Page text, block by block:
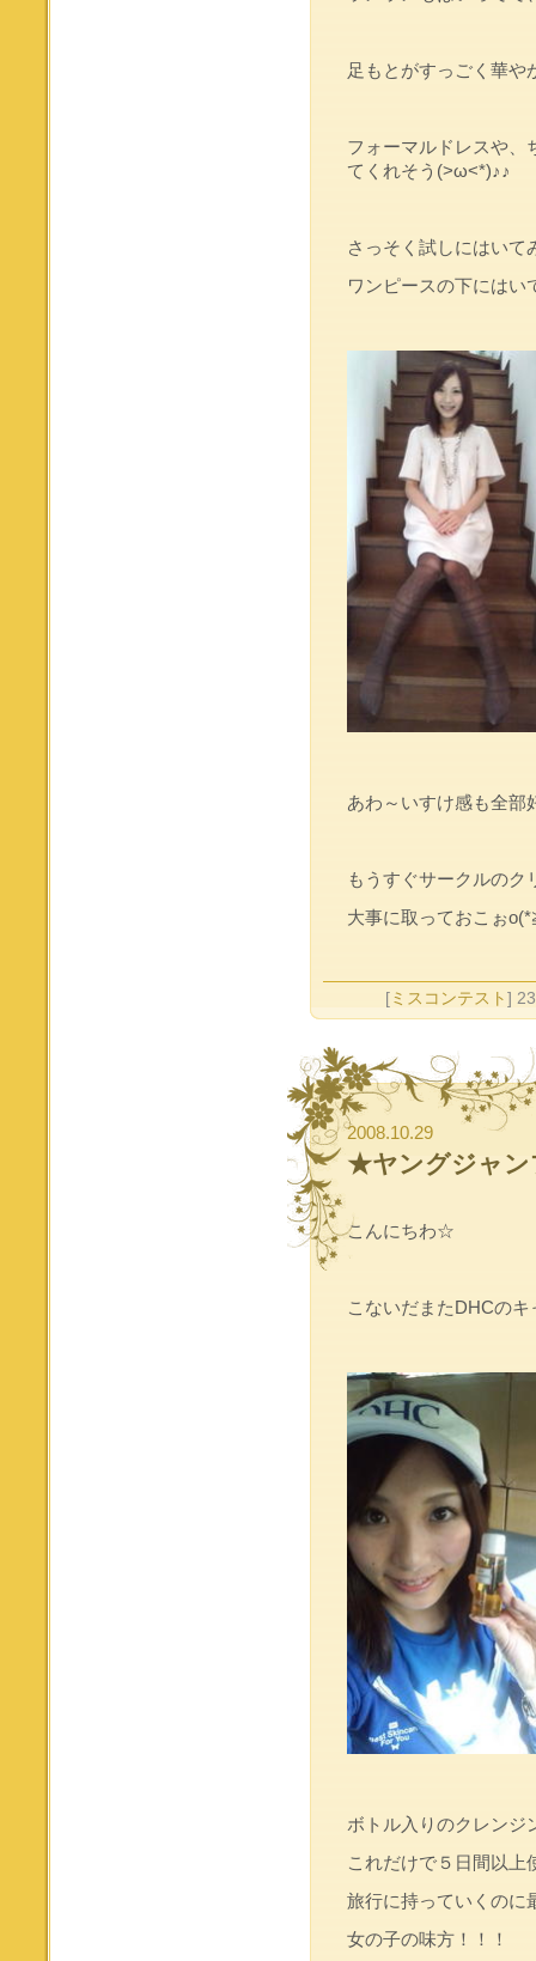
足もとがすっごく華や
フォーマルドレスや、
てくれそう(>ω<*)♪♪
さっそく試しにはいて
ワンピースの下にはい
あわ～いすけ感も全部
もうすぐサークルのク
大事に取っておこぉ
[ ミスコンテスト ]
2008.10.29
★ヤングジャ
こんにちわ☆
こないだまたDHCの
ボトル入りのクレン
これだけで５日間以上
旅行に持っていくのに
女の子の味方！！！